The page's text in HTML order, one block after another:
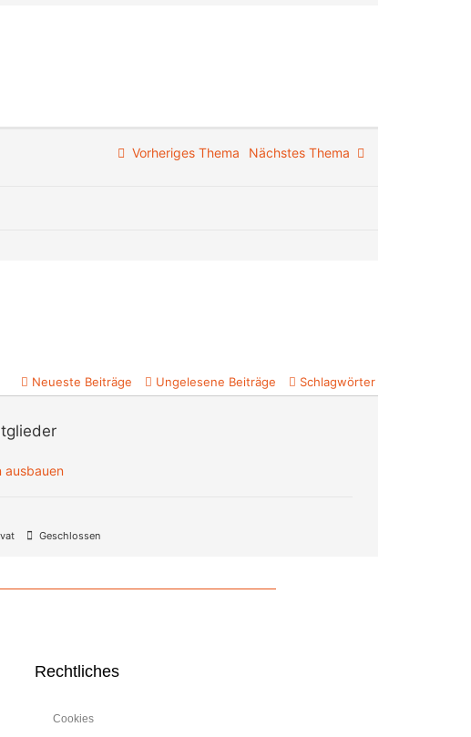
Vorheriges Thema Nächstes Thema
Neueste Beiträge Ungelesene Beiträge Schlagwörter
ausbauen
Geschlossen
Rechtliches
Cookies